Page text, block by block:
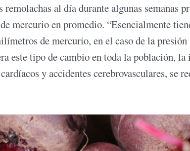
al día durante algunas semanas
mercurio en promedio. “Esencialmente
de mercurio, en el caso de la
este tipo de cambio en toda la población, la
y accidentes cerebrovasculares, se